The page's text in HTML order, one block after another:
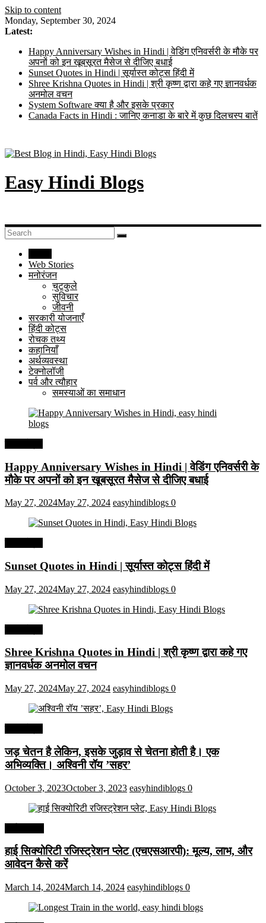
Skip to content
Monday, September 30, 2024
Latest:
Happy Anniversary Wishes in Hindi | वेडिंग एनिवर्सरी के मौके पर
अपनों को इन खूबसूरत मैसेज से दीजिए बधाई
Sunset Quotes in Hindi | सूर्यास्त कोट्स हिंदी में
Shree Krishna Quotes in Hindi | श्री कृष्ण द्वारा कहे गए ज्ञानवर्धक
अनमोल वचन
System Software क्या है और इसके प्रकार
Canada Facts in Hindi : जानिए कनाडा के बारे में कुछ दिलचस्प बातें
Easy Hindi Blogs
Web Stories
मनोरंजन
चुटकुले
सुविचार
जीवनी
सरकारी योजनाएँ
हिंदी कोट्स
रोचक तथ्य
कहानियाँ
अर्थव्यवस्था
टेक्नोलॉजी
पर्व और त्यौहार
समस्याओं का समाधान
Happy Anniversary Wishes in Hindi | वेडिंग एनिवर्सरी के
मौके पर अपनों को इन खूबसूरत मैसेज से दीजिए बधाई
May 27, 2024May 27, 2024 easyhindiblogs 0
Sunset Quotes in Hindi | सूर्यास्त कोट्स हिंदी में
May 27, 2024May 27, 2024 easyhindiblogs 0
Shree Krishna Quotes in Hindi | श्री कृष्ण द्वारा कहे गए
ज्ञानवर्धक अनमोल वचन
May 27, 2024May 27, 2024 easyhindiblogs 0
जड़ चेतन है लेकिन, इसके जुड़ाव से चेतना होती है। एक
अभिव्यक्ति। अश्विनी रॉय ’सहर’
October 3, 2023October 3, 2023 easyhindiblogs 0
हाई सिक्योरिटी रजिस्ट्रेशन प्लेट (एचएसआरपी): मूल्य, लाभ, और
आवेदन कैसे करें
March 14, 2024March 14, 2024 easyhindiblogs 0